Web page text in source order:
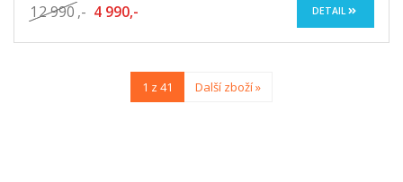
12 990 ,- 4 990,- DETAIL
1 z 41 Další zboží »